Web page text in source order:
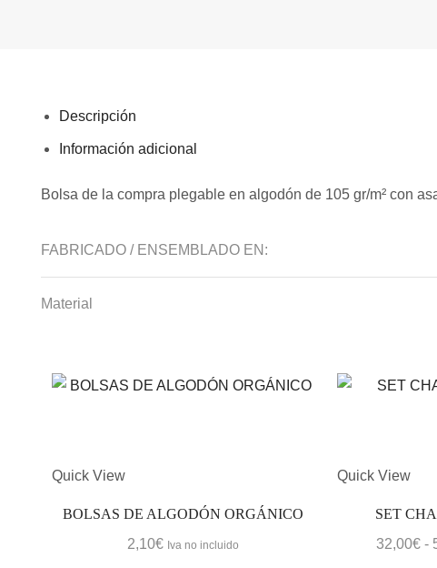
Descripción
Información adicional
Bolsa de la compra plegable en algodón de 105 gr/m² con
FABRICADO / ENSEMBLADO EN:
Material
Quick View
BOLSAS DE ALGODÓN ORGÁNICO
2,10€ Iva no incluido
Quick View
Este
múltiples
SET
32,00€ -